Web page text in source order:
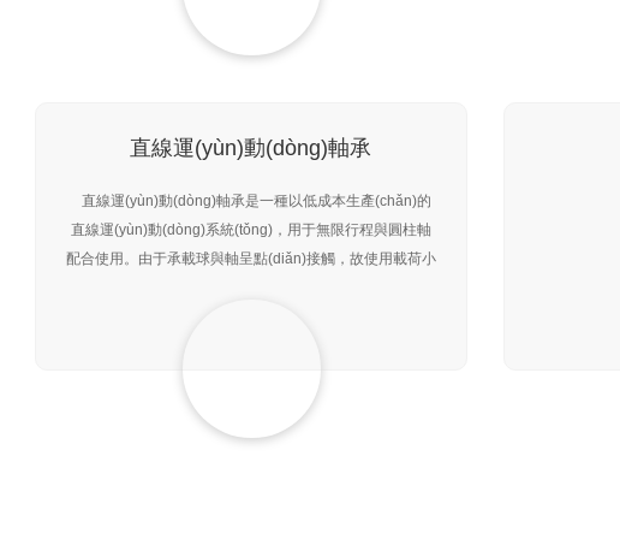
直線運(yùn)動(dòng)軸承
直線運(yùn)動(dòng)軸承是一種以低成本生產(chǎn)的
直線運(yùn)動(dòng)系統(tǒng)，用于無限行程與圓柱軸
配合使用。由于承載球與軸呈點(diǎn)接觸，故使用載荷小